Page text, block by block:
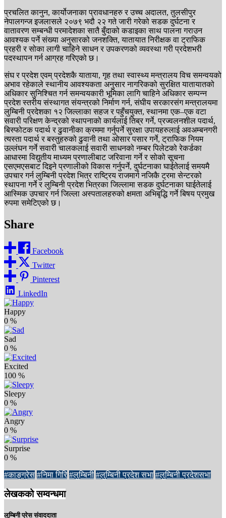
प्रचलित कानुन, कार्योजनाका प्रावधानहरु र उच्च अदालत, तुलसीपुर
नेपालगन्ज इजलासले २०७९ भदौ २२ गते जारी गरेको सडक दुर्घटना र
वातावरण सम्बन्धी परमादेशका सातै बुँदाको कडाइका साथ पालना गराउन
आवश्यक पर्ने संख्या अनुसारको जनशक्ति, यातायात निरीक्षक वा ट्राफिक
प्रहरी र सोका लागी चाहिने साधन र उपकरणको व्यवस्था गरी प्रदेशभरी
पदस्थापन गर्न आग्रह गरिएको छ।
संघ र प्रदेश एवम् प्रदेशकै याताया, गृह तथा स्वास्थ्य मन्त्रालय विच समन्वयको
अभाव रहेकाले स्थानीय आवश्यकता अनुसार नागरिकको सुरक्षित यातायातको
अधिकार सुनिश्चित गर्न समन्वयकारी भूमिका लागि चाहिने अधिकार सम्पन्न
प्रदेश स्तरीय संस्थागत संयन्त्रको निर्माण गर्न, संघीय सरकारसंग मन्त्रालयमा
लुम्बिनी प्रदेशका १२ जिल्लाका सहज र पहुँचयुक्त, स्थानमा एक–एक वटा
सवारी परिक्षण केन्द्रको स्थापनाको कार्यलाई तिब्र गर्ने, प्रज्वलनशील पदार्थ,
बिस्फोटक पदार्थ र ढुवानीका क्रममा गर्नुपर्ने सुरक्षा उपायहरुलाई अवअम्बनगरी
त्यस्ता पदार्थ र बस्तुहरुको ढुवानी तथा ओसार पसार गर्ने, ट्राफिक नियम
उल्लंघन गर्ने सवारी चालकलाई सवारी साधनको नम्बर पिलेटको रेकर्डका
आधारमा विद्युतीय माध्यम प्रणालीबाट जरिवाना गर्ने र सोको सूचना
एसएमएसबाट दिइने प्रणालीको विकास गर्नुपर्ने, दुर्घटनाका घाईतेलाई समयमै
उपचार गर्न लुम्बिनी प्रदेश भित्र राष्ट्रिय राजमार्ग नजिकै ट्रमा सेन्टरको
स्थापना गर्ने र लुम्बिनी प्रदेश भित्रका जिल्लामा सडक दुर्घटनाका घाईतेलाई
आस्मिक उपचार गर्न जिल्ला अस्पतालहरुको क्षमता अभिबृद्धि गर्ने बिषय प्रमुख
रुपमा समेटिएको छ।
Share
Facebook
Twitter
Pinterest
LinkedIn
Happy
0 %
Sad
0 %
Excited
100 %
Sleepy
0 %
Angry
0 %
Surprise
0 %
#काङ्ग्रेस #निमा गिरि #लुम्बिनी #लुम्बिनी प्रदेश सभा #लुम्बिनी प्रदेशसभा
लेखकको सम्वन्धमा
लुम्बिनी प्रेस संवाददाता